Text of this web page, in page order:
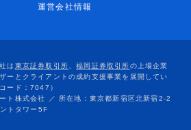
運営会社情報